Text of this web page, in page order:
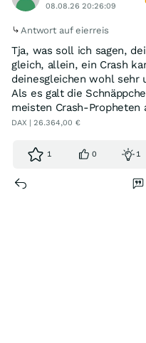
08.08.26 20:26:09
Antwort auf eierreis
Tja, was soll ich sagen,
gleich, allein, ein Crash
deinesgleichen wohl sehr
Als es galt die
meisten Crash-
DAX | 26.364,00 €
1 0 1